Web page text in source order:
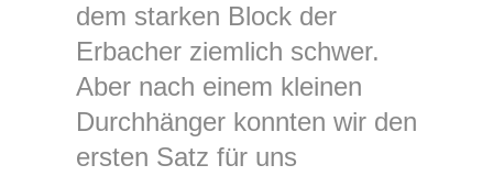
dem starken Block der
Erbacher ziemlich schwer.
Aber nach einem kleinen
Durchhänger konnten wir den
ersten Satz für uns